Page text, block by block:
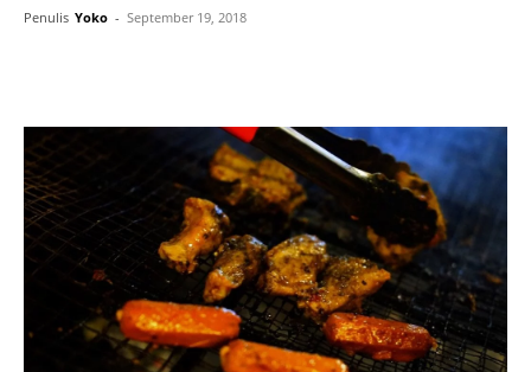
Penulis Yoko - September 19, 2018